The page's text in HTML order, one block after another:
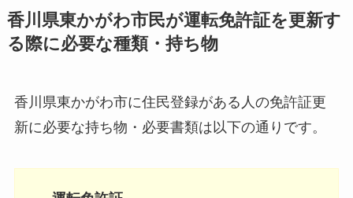
香川県東かがわ市民が運転免許証を更新す
る際に必要な種類・持ち物
香川県東かがわ市に住民登録がある人の免許証更
新に必要な持ち物・必要書類は以下の通りです。